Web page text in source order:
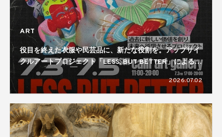
ART
役目を終えた衣服や民芸品に、新たな役割を。アップサイ
クルアートプロジェクト「LESS, BUT BETTER」による展
覧会が開催
2026.07.02